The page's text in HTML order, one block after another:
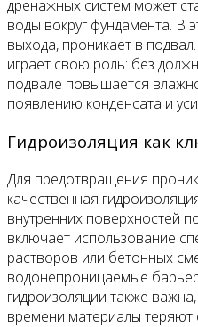
дренажных систем может
воды вокруг фундамента. В
выхода, проникает в
играет свою роль: без
подвале повышается
появлению конденсата и
Гидроизоляция как
Для предотвращения
качественная
внутренних поверхностей
включает использование
растворов или бетонных
водонепроницаемые
гидроизоляции также
времени материалы теряют